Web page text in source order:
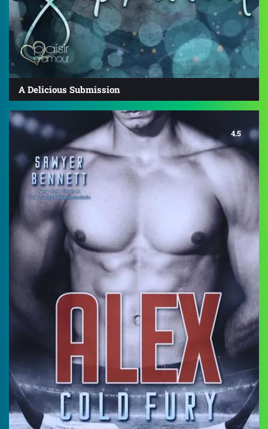
A Delicious Submission
4.5